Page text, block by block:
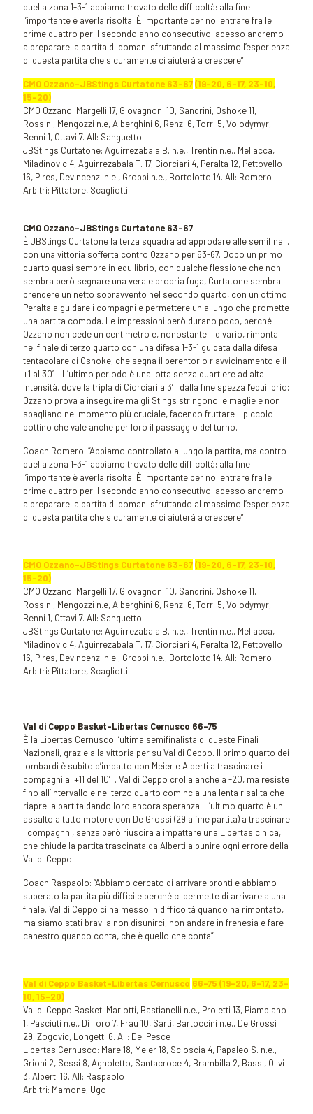
quella zona 1-3-1 abbiamo trovato delle difficoltà: alla fine
l’importante è averla risolta. È importante per noi entrare fra le
prime quattro per il secondo anno consecutivo: adesso andremo
a preparare la partita di domani sfruttando al massimo l’esperienza
di questa partita che sicuramente ci aiuterà a crescere”
CMO Ozzano-JBStings Curtatone 63-67(19-20, 6-17, 23-10,
15-20)
CMO Ozzano: Margelli 17, Giovagnoni 10, Sandrini, Oshoke 11,
Rossini, Mengozzi n.e, Alberghini 6, Renzi 6, Torri 5, Volodymyr,
Benni 1, Ottavi 7. All: Sanguettoli
JBStings Curtatone: Aguirrezabala B. n.e., Trentin n.e., Mellacca,
Miladinovic 4, Aguirrezabala T. 17, Ciorciari 4, Peralta 12, Pettovello
16, Pires, Devincenzi n.e., Groppi n.e., Bortolotto 14. All: Romero
Arbitri: Pittatore, Scagliotti
CMO Ozzano-JBStings Curtatone 63-67
È JBStings Curtatone la terza squadra ad approdare alle semifinali,
con una vittoria sofferta contro Ozzano per 63-67. Dopo un primo
quarto quasi sempre in equilibrio, con qualche flessione che non
sembra però segnare una vera e propria fuga, Curtatone sembra
prendere un netto sopravvento nel secondo quarto, con un ottimo
Peralta a guidare i compagni e permettere un allungo che promette
una partita comoda. Le impressioni però durano poco, perché
Ozzano non cede un centimetro e, nonostante il divario, rimonta
nel finale di terzo quarto con una difesa 1-3-1 guidata dalla difesa
tentacolare di Oshoke, che segna il perentorio riavvicinamento e il
+1 al 30′. L’ultimo periodo è una lotta senza quartiere ad alta
intensità, dove la tripla di Ciorciari a 3′ dalla fine spezza l’equilibrio;
Ozzano prova a inseguire ma gli Stings stringono le maglie e non
sbagliano nel momento più cruciale, facendo fruttare il piccolo
bottino che vale anche per loro il passaggio del turno.
Coach Romero: “Abbiamo controllato a lungo la partita, ma contro
quella zona 1-3-1 abbiamo trovato delle difficoltà: alla fine
l’importante è averla risolta. È importante per noi entrare fra le
prime quattro per il secondo anno consecutivo: adesso andremo
a preparare la partita di domani sfruttando al massimo l’esperienza
di questa partita che sicuramente ci aiuterà a crescere”
CMO Ozzano-JBStings Curtatone 63-67(19-20, 6-17, 23-10,
15-20)
CMO Ozzano: Margelli 17, Giovagnoni 10, Sandrini, Oshoke 11,
Rossini, Mengozzi n.e, Alberghini 6, Renzi 6, Torri 5, Volodymyr,
Benni 1, Ottavi 7. All: Sanguettoli
JBStings Curtatone: Aguirrezabala B. n.e., Trentin n.e., Mellacca,
Miladinovic 4, Aguirrezabala T. 17, Ciorciari 4, Peralta 12, Pettovello
16, Pires, Devincenzi n.e., Groppi n.e., Bortolotto 14. All: Romero
Arbitri: Pittatore, Scagliotti
Val di Ceppo Basket-Libertas Cernusco 66-75
È la Libertas Cernusco l’ultima semifinalista di queste Finali
Nazionali, grazie alla vittoria per su Val di Ceppo. Il primo quarto dei
lombardi è subito d’impatto con Meier e Alberti a trascinare i
compagni al +11 del 10′. Val di Ceppo crolla anche a -20, ma resiste
fino all’intervallo e nel terzo quarto comincia una lenta risalita che
riapre la partita dando loro ancora speranza. L’ultimo quarto è un
assalto a tutto motore con De Grossi (29 a fine partita) a trascinare
i compagnni, senza però riuscira a impattare una Libertas cinica,
che chiude la partita trascinata da Alberti a punire ogni errore della
Val di Ceppo.
Coach Raspaolo: “Abbiamo cercato di arrivare pronti e abbiamo
superato la partita più difficile perché ci permette di arrivare a una
finale. Val di Ceppo ci ha messo in difficoltà quando ha rimontato,
ma siamo stati bravi a non disunirci, non andare in frenesia e fare
canestro quando conta, che è quello che conta”.
Val di Ceppo Basket-Libertas Cernusco 66-75 (19-20, 6-17, 23-
10, 15-20)
Val di Ceppo Basket: Mariotti, Bastianelli n.e., Proietti 13, Piampiano
1, Pasciuti n.e., Di Toro 7, Frau 10, Sarti, Bartoccini n.e., De Grossi
29, Zogovic, Longetti 6. All: Del Pesce
Libertas Cernusco: Mare 18, Meier 18, Scioscia 4, Papaleo S. n.e.,
Grioni 2, Sessi 8, Agnoletto, Santacroce 4, Brambilla 2, Bassi, Olivi
3, Alberti 16. All: Raspaolo
Arbitri: Mamone, Ugo